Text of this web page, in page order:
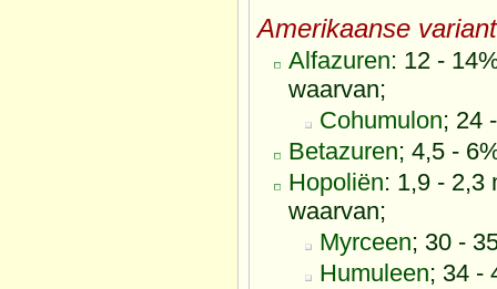
Amerikaanse
Alfazuren: 12 -
waarvan;
Cohumulon; 24
Betazuren; 4,5 -
Hopoliën: 1,9 - 2,3
waarvan;
Myrceen; 30 -
Humuleen; 34 -